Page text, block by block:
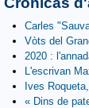
Carles
Vòts del
2020 :
L'escrivan
Ives
« Dins de